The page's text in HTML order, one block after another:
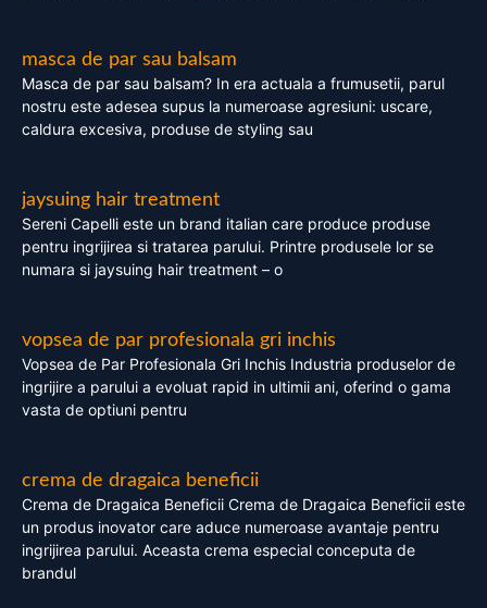
masca de par sau balsam
Masca de par sau balsam? In era actuala a frumusetii, parul
nostru este adesea supus la numeroase agresiuni: uscare,
caldura excesiva, produse de styling sau
jaysuing hair treatment
Sereni Capelli este un brand italian care produce produse
pentru ingrijirea si tratarea parului. Printre produsele lor se
numara si jaysuing hair treatment – o
vopsea de par profesionala gri inchis
Vopsea de Par Profesionala Gri Inchis Industria produselor de
ingrijire a parului a evoluat rapid in ultimii ani, oferind o gama
vasta de optiuni pentru
crema de dragaica beneficii
Crema de Dragaica Beneficii Crema de Dragaica Beneficii este
un produs inovator care aduce numeroase avantaje pentru
ingrijirea parului. Aceasta crema especial conceputa de
brandul